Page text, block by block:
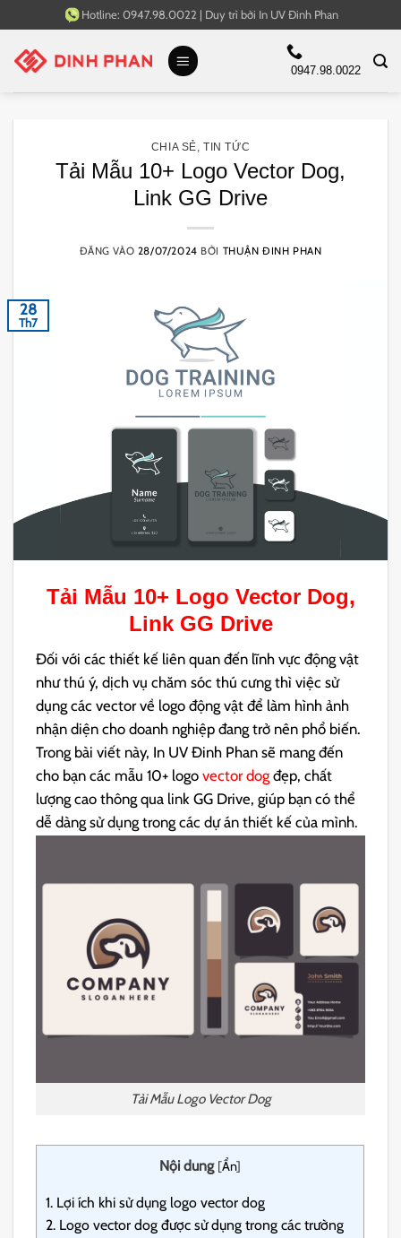
qua
nội
Hotline: 0947.98.0022 | Duy trì bởi In UV Đinh Phan
0947.98.0022
CHIA SẺ ,TIN TỨC
Tải Mẫu 10+ Logo Vector Dog,
Link GG Drive
ĐĂNG VÀO 28/07/2024 BỞI THUẬN ĐINH PHAN
28
Th7
Tải Mẫu 10+ Logo Vector Dog,
Link GG Drive
Đối với các thiết kế liên quan đến lĩnh vực động vật
như thú ý, dịch vụ chăm sóc thú cưng thì việc sử
dụng các vector về logo động vật để làm hình ảnh
nhận diện cho doanh nghiệp đang trở nên phổ biến.
Trong bài viết này, In UV Đinh Phan sẽ mang đến
cho bạn các mẫu 10+ logovector dog đẹp, chất
lượng cao thông qua link GG Drive, giúp bạn có thể
dễ dàng sử dụng trong các dự án thiết kế của mình.
Tải Mẫu Logo Vector Dog
Nội dung [Ẩn]
1. Lợi ích khi sử dụng logo vector dog
2. Logo vector dog được sử dụng trong các trường